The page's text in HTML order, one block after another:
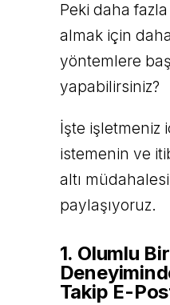
Peki daha
almak için
yöntemlere
yapabilirsiniz?
İşte işletmeniz
istemenin ve
altı
paylaşıyoruz.
1. Olumlu
Takip E-